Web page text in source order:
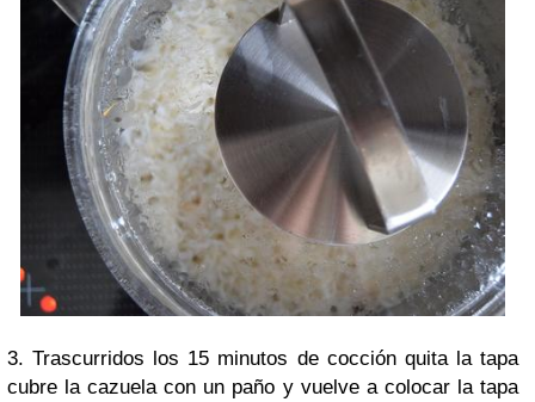
3. Trascurridos los 15 minutos de cocción quita la tapa
cubre la cazuela con un paño y vuelve a colocar la tapa